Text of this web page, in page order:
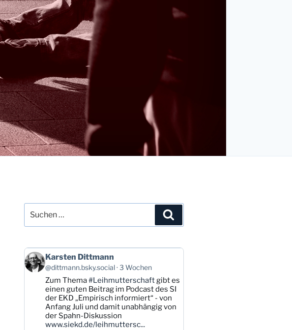
nach:
Beitrag
von
Karsten
Dittmann
Bluesky
ansehen
Karsten Dittmann
@dittmann.bsky.social 3 Wochen
Zum Thema#Leihmutterschaftgibt es
einen guten Beitrag im Podcast des SI
der EKD „Empirisch informiert“ - von
Anfang Juli und damit unabhängig von
der Spahn-Diskussion
www.siekd.de/leihmuttersc...